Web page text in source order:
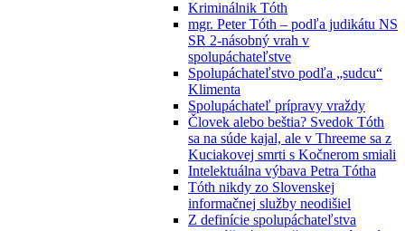
Kriminálnik Tóth
mgr. Peter Tóth – podľa judikátu NS
SR 2-násobný vrah v
spolupáchateľstve
Spolupáchateľstvo podľa „sudcu“
Klimenta
Spolupáchateľ prípravy vraždy
Človek alebo beštia? Svedok Tóth
sa na súde kajal, ale v Threeme sa z
Kuciakovej smrti s Kočnerom smiali
Intelektuálna výbava Petra Tótha
Tóth nikdy zo Slovenskej
informačnej služby neodišiel
Z definície spolupáchateľstva